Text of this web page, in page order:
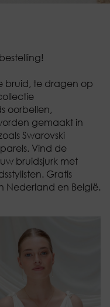
bruid, te dragen op
oorbellen,
gemaakt in
Swarovski
Vind de
bruidsjurk met
Gratis
Nederland en België.